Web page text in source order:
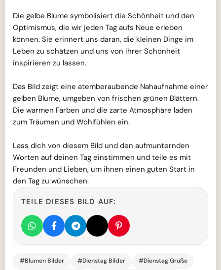
Die gelbe Blume symbolisiert die Schönheit und den
Optimismus, die wir jeden Tag aufs Neue erleben
können. Sie erinnert uns daran, die kleinen Dinge im
Leben zu schätzen und uns von ihrer Schönheit
inspirieren zu lassen.
Das Bild zeigt eine atemberaubende Nahaufnahme einer
gelben Blume, umgeben von frischen grünen Blättern.
Die warmen Farben und die zarte Atmosphäre laden
zum Träumen und Wohlfühlen ein.
Lass dich von diesem Bild und den aufmunternden
Worten auf deinen Tag einstimmen und teile es mit
Freunden und Lieben, um ihnen einen guten Start in
den Tag zu wünschen.
TEILE DIESES BILD AUF:
#Blumen Bilder #Dienstag Bilder
#Dienstag Grüße